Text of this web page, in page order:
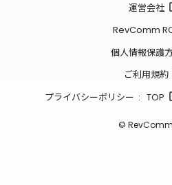
運営会社
RevComm
個人情報保護
ご利用規約
プライバシーポリシー : TOP
©